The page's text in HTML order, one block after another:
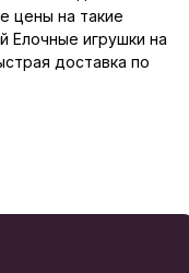
цены на такие
Елочные игрушки на
доставка по